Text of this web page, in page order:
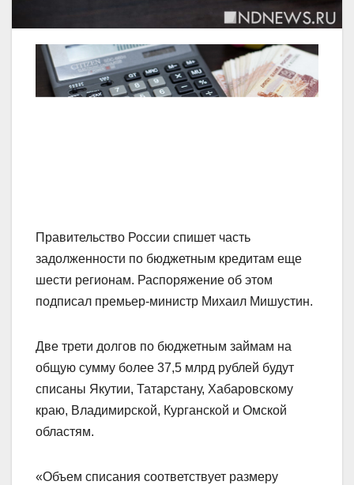
Правительство России спишет часть
задолженности по бюджетным кредитам еще
шести регионам. Распоряжение об этом
подписал премьер-министр Михаил Мишустин.
Две трети долгов по бюджетным займам на
общую сумму более 37,5 млрд рублей будут
списаны Якутии, Татарстану, Хабаровскому
краю, Владимирской, Курганской и Омской
областям.
«Объем списания соответствует размеру